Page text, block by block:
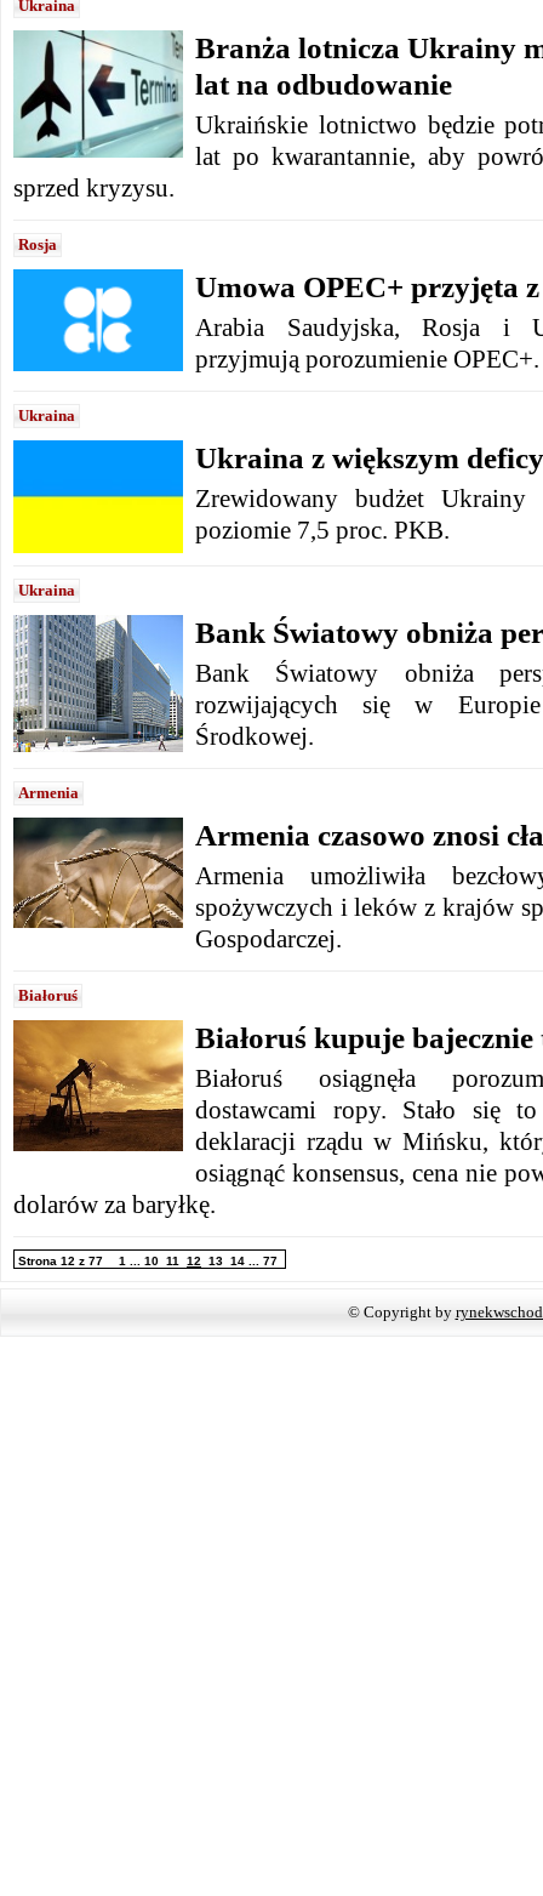
Ukraina
Branża lotnicza Ukrainy
lat na odbudowanie
Ukraińskie lotnictwo będzie
lat po kwarantannie, aby
sprzed kryzysu.
Rosja
Umowa OPEC+ przyjęta
Arabia Saudyjska, Rosja i
przyjmują porozumienie OPEC+.
Ukraina
Ukraina z większym
Zrewidowany budżet
poziomie 7,5 proc. PKB.
Ukraina
Bank Światowy obniża
Bank Światowy obniża
rozwijających się w
Środkowej.
Armenia
Armenia czasowo znosi
Armenia umożliwiła
spożywczych i leków z krajów
Gospodarczej.
Białoruś
Białoruś kupuje
Białoruś osiągnęła
dostawcami ropy. Stało się
deklaracji rządu w Mińsku,
osiągnąć konsensus, cena nie
dolarów za baryłkę.
Strona 12 z 77 1 10 11 12 13 14 77
© Copyright by